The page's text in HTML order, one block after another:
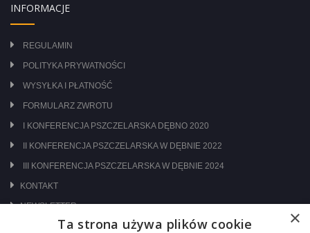
INFORMACJE
REGULAMIN
POLITYKA PRYWATNOŚCI
WYSYŁKA I PŁATNOŚĆ
FORMULARZ ZWROTU
I KONFERENCJA PSZCZELARSKA DĘBNO 2020
II KONFERENCJA PSZCZELARSKA W DĘBNIE 2022
III KONFERENCJA PSZCZELARSKA W DĘBNIE 2024
KONTAKT
NEWSLETTER
×
Ta strona używa plików cookie